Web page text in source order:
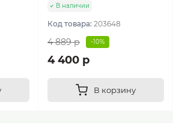
В наличии
Код товара: 203648
4 889 р -10%
4 400 р
В корзину